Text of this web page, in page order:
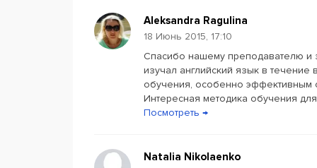
Aleksandra Ragulina
18 Июнь 2015, 17:10
Спасибо нашему преподавателю и
изучал английский язык в
обучения, особенно эффективным
Интересная методика обучения
Посмотреть →
Natalia Nikolaenko